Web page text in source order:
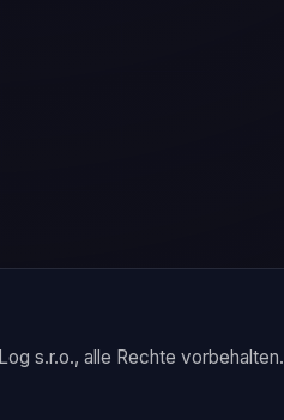
s.r.o., alle Rechte vorbehalten.